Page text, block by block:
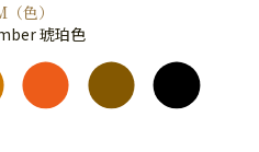
色）
琥珀色